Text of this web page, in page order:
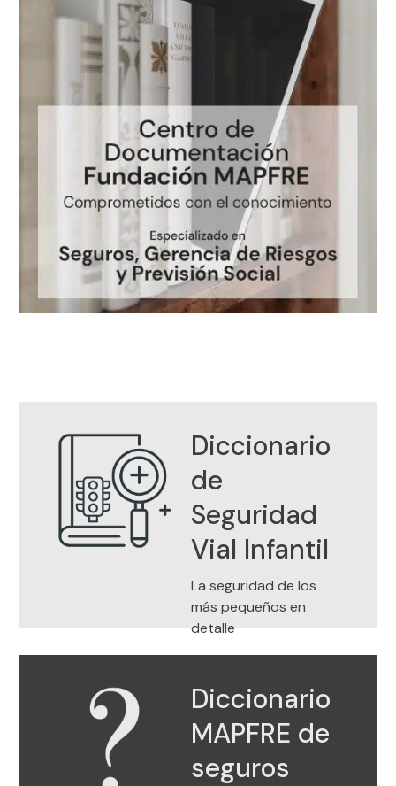
Diccionario
de
Seguridad
Vial Infantil
La seguridad de los
más pequeños en
detalle
Ir al Diccionario de Seguridad Vial
Infantil
Diccionario
MAPFRE de
seguros
Ir a Diccionario de seguros